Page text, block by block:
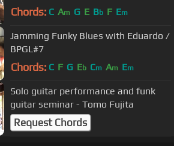
Chords: C Am G E Bb F Em
Jamming Funky Blues with Eduardo /
BPGL#7
Chords: C F G Eb Cm Am Em
Solo guitar performance and funk
guitar seminar - Tomo Fujita
Request Chords